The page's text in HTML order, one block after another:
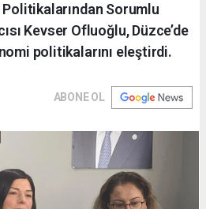
Politikalarından Sorumlu
Kevser Ofluoğlu, Düzce’de
politikalarını eleştirdi.
ABONE OL